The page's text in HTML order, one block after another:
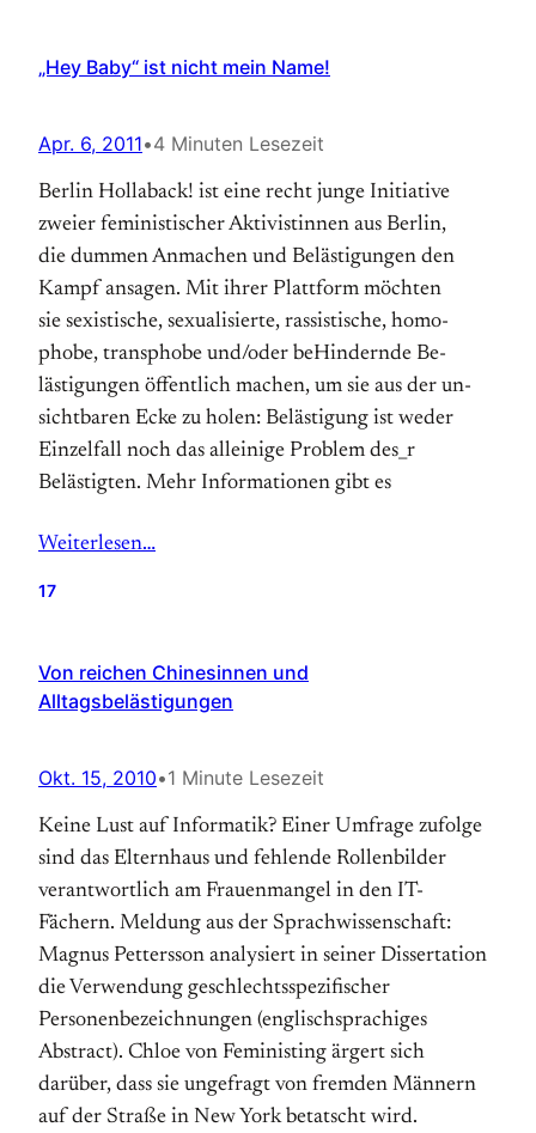
„Hey Baby“ ist nicht mein Name!
Apr. 6, 2011•4 Minuten Lesezeit
Berlin Hollaback! ist eine recht junge Initiative
zweier feministischer Aktivistinnen aus Berlin,
die dummen Anmachen und Belästigungen den
Kampf ansagen. Mit ihrer Platt­form möchten
sie sexistische, sexuali­sierte, rassistische, homo­
phobe, trans­phobe und/oder beHindernde Be­
lästigungen öffent­lich machen, um sie aus der un­
sichtbaren Ecke zu holen: Be­lästigung ist weder
Einzel­fall noch das alleinige Problem des_r
Belästigten. Mehr Infor­mationen gibt es
Weiterlesen…
17
Von reichen Chinesinnen und
Alltagsbelästigungen
Okt. 15, 2010•1 Minute Lesezeit
Keine Lust auf Informatik? Einer Umfrage zufolge
sind das Elternhaus und fehlende Rollenbilder
verantwortlich am Frauenmangel in den IT-
Fächern. Meldung aus der Sprachwissenschaft:
Magnus Pettersson analysiert in seiner Dissertation
die Verwendung geschlechtsspezifischer
Personenbezeichnungen (englischsprachiges
Abstract). Chloe von Feministing ärgert sich
darüber, dass sie ungefragt von fremden Männern
auf der Straße in New York betatscht wird.